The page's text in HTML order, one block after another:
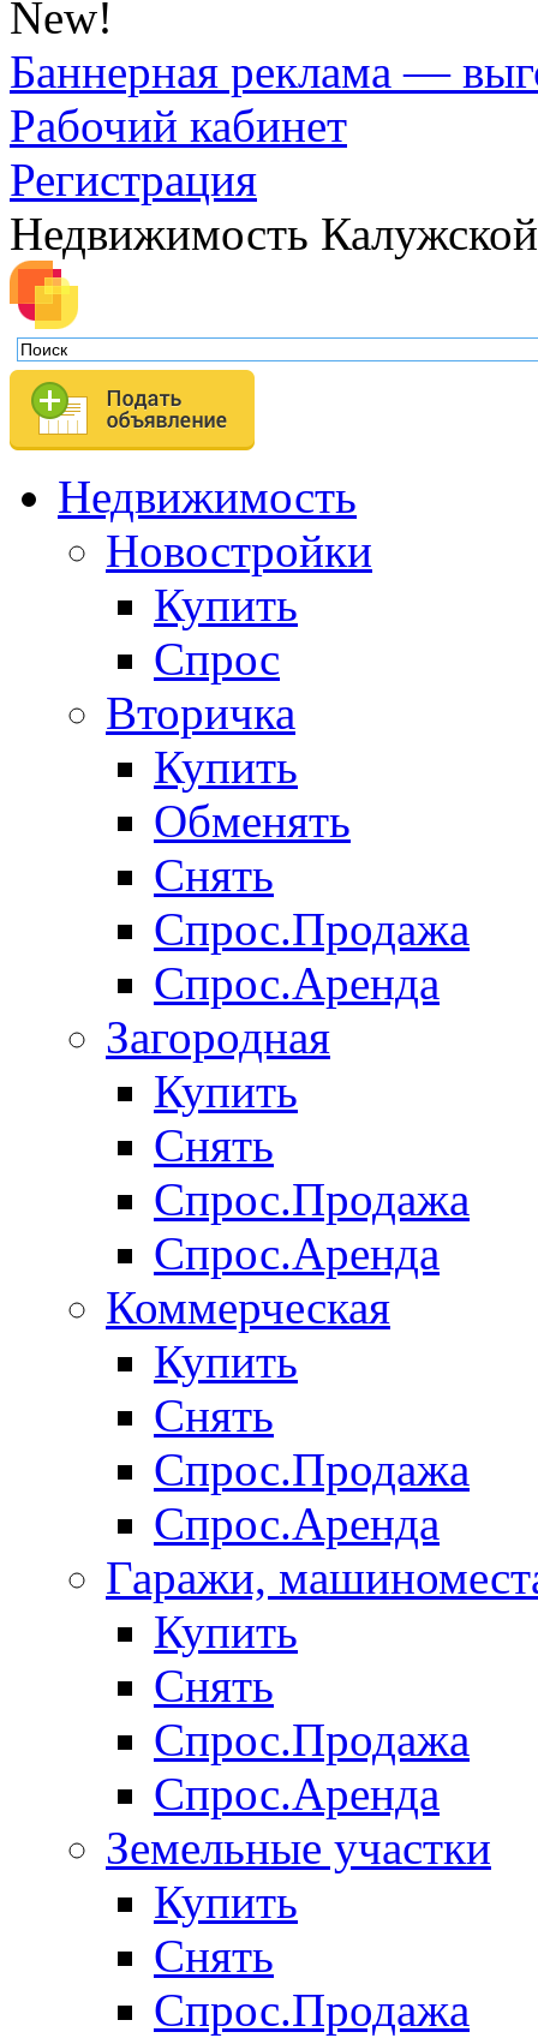
New!
Баннерная реклама —
Рабочий кабинет
Регистрация
Недвижимость
Недвижимость
Новостройки
Купить
Спрос
Вторичка
Купить
Обменять
Снять
Спрос.Продажа
Спрос.Аренда
Загородная
Купить
Снять
Спрос.Продажа
Спрос.Аренда
Коммерческая
Купить
Снять
Спрос.Продажа
Спрос.Аренда
Гаражи,
Купить
Снять
Спрос.Продажа
Спрос.Аренда
Земельные участки
Купить
Снять
Спрос.Продажа